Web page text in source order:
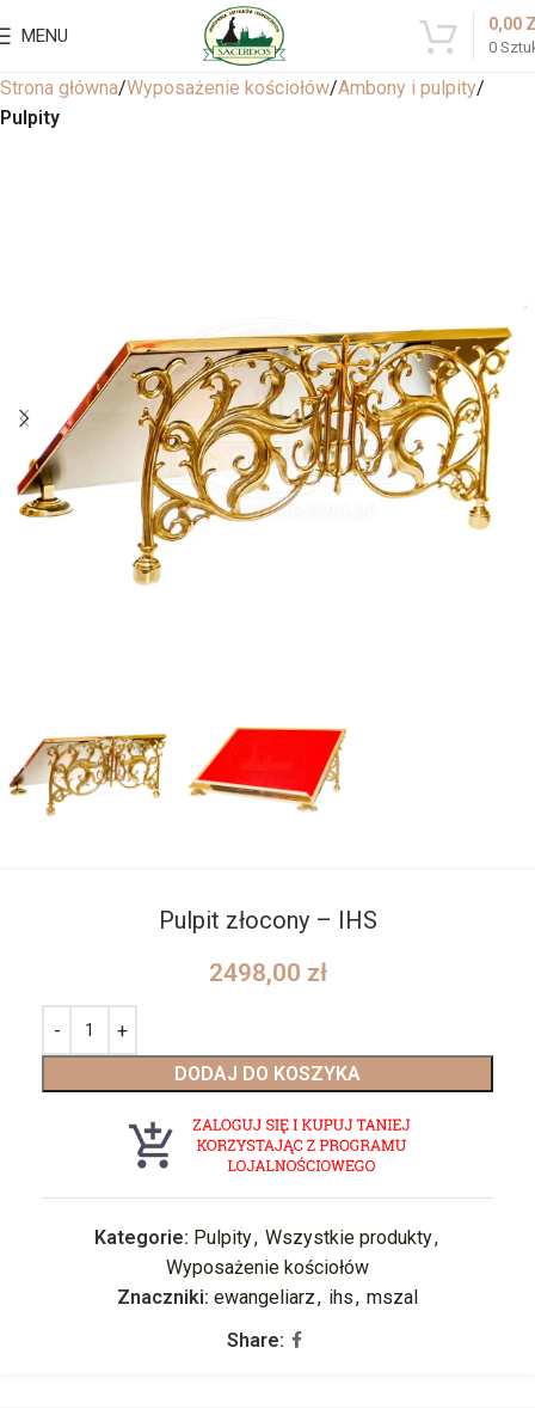
MENU
0
0,00
Strona główna Wyposażenie kościołów Ambony i pulpity
Pulpity
Pulpit złocony – IHS
2498,00 zł
DODAJ DO KOSZYKA
Kategorie: Pulpity, Wszystkie produkty,
Wyposażenie kościołów
Znaczniki: ewangeliarz, ihs, mszal
Share: